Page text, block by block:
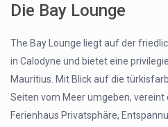
Die Bay Lounge
The Bay Lounge liegt auf der
in Calodyne und bietet eine
Mauritius. Mit Blick auf die
Seiten vom Meer umgeben,
Ferienhaus Privatsphäre,